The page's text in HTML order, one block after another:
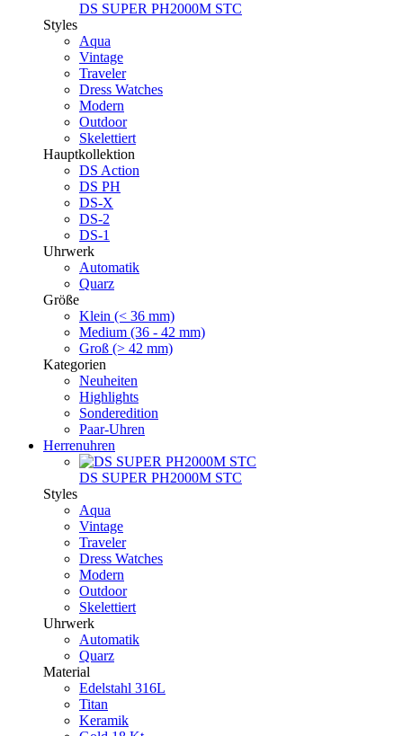
DS SUPER PH2000M STC
Styles
Aqua
Vintage
Traveler
Dress Watches
Modern
Outdoor
Skelettiert
Hauptkollektion
DS Action
DS PH
DS-X
DS-2
DS-1
Uhrwerk
Automatik
Quarz
Größe
Klein (< 36 mm)
Medium (36 - 42 mm)
Groß (> 42 mm)
Kategorien
Neuheiten
Highlights
Sonderedition
Paar-Uhren
Herrenuhren
DS SUPER PH2000M STC
Styles
Aqua
Vintage
Traveler
Dress Watches
Modern
Outdoor
Skelettiert
Uhrwerk
Automatik
Quarz
Material
Edelstahl 316L
Titan
Keramik